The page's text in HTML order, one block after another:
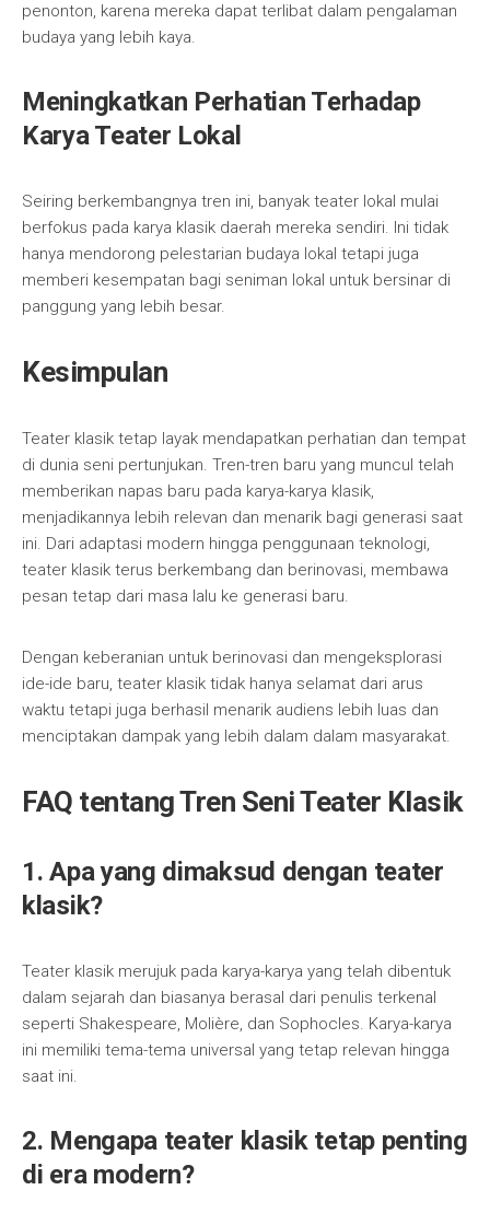
penonton, karena mereka dapat terlibat dalam pengalaman
budaya yang lebih kaya.
Meningkatkan Perhatian Terhadap
Karya Teater Lokal
Seiring berkembangnya tren ini, banyak teater lokal mulai
berfokus pada karya klasik daerah mereka sendiri. Ini tidak
hanya mendorong pelestarian budaya lokal tetapi juga
memberi kesempatan bagi seniman lokal untuk bersinar di
panggung yang lebih besar.
Kesimpulan
Teater klasik tetap layak mendapatkan perhatian dan tempat
di dunia seni pertunjukan. Tren-tren baru yang muncul telah
memberikan napas baru pada karya-karya klasik,
menjadikannya lebih relevan dan menarik bagi generasi saat
ini. Dari adaptasi modern hingga penggunaan teknologi,
teater klasik terus berkembang dan berinovasi, membawa
pesan tetap dari masa lalu ke generasi baru.
Dengan keberanian untuk berinovasi dan mengeksplorasi
ide-ide baru, teater klasik tidak hanya selamat dari arus
waktu tetapi juga berhasil menarik audiens lebih luas dan
menciptakan dampak yang lebih dalam dalam masyarakat.
FAQ tentang Tren Seni Teater Klasik
1. Apa yang dimaksud dengan teater
klasik?
Teater klasik merujuk pada karya-karya yang telah dibentuk
dalam sejarah dan biasanya berasal dari penulis terkenal
seperti Shakespeare, Molière, dan Sophocles. Karya-karya
ini memiliki tema-tema universal yang tetap relevan hingga
saat ini.
2. Mengapa teater klasik tetap penting
di era modern?